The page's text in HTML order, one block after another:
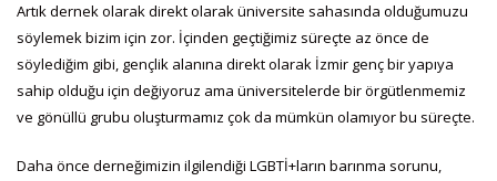
Artık dernek olarak direkt olarak üniversite sahasında olduğumuzu
söylemek bizim için zor. İçinden geçtiğimiz süreçte az önce de
söylediğim gibi, gençlik alanına direkt olarak İzmir genç bir yapıya
sahip olduğu için değiyoruz ama üniversitelerde bir örgütlenmemiz
ve gönüllü grubu oluşturmamız çok da mümkün olamıyor bu süreçte.
Daha önce derneğimizin ilgilendiği LGBTİ+ların barınma sorunu,